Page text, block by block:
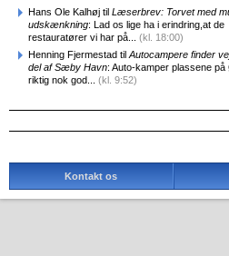
Hans Ole Kalhøj til Læserbrev: Torvet med
udskænkning: Lad os lige ha i erindring,at de
restauratører vi har på... (kl. 18:00)
Henning Fjermestad til Autocampere finder
del af Sæby Havn: Auto-kamper plassene
riktig nok god... (kl. 9:52)
Kontakt os